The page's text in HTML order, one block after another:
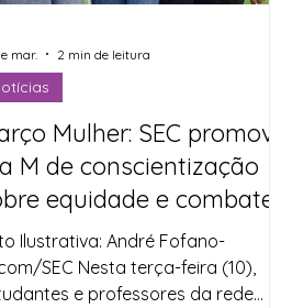
Mulher: SEC promove
M de conscientização
equidade e combate à
de gênero
Ilustrativa: André Fofano-
SEC Nesta terça-feira (10),
e professores da rede
mar. 2 min de leitura